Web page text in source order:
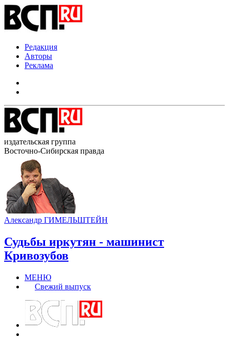
Редакция
Авторы
Реклама
издательская группа
Восточно-Сибирская правда
Александр ГИМЕЛЬШТЕЙН
Судьбы иркутян - машинист
Кривозубов
МЕНЮ
Свежий выпуск